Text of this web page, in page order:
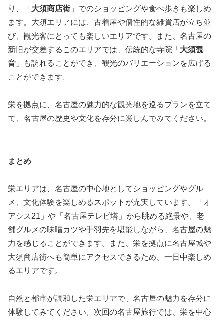
り、「 大須商店街」でのショッピングや食べ歩きも楽しめ
ます。大須エリアには、古着屋や個性的な雑貨店が立ち並
び、観光客にとっても楽しいエリアです。また、名古屋の
新旧が交差するこのエリアでは、伝統的な寺院「 大須観
音 」も訪れることができ、観光のバリエーションを広げる
ことができます。
栄を拠点に、名古屋の魅力的な観光地を巡るプランを立て
て、名古屋の歴史や文化を存分に楽しんでみてください。
まとめ
栄エリアは、名古屋の中心地としてショッピングやグル
メ、文化体験を楽しめるスポットが充実しています。「オ
アシス21」や「名古屋テレビ塔」から眺める絶景や、老
舗グルメの味噌カツや手羽先を堪能しながら、名古屋の魅
力を感じることができます。また、栄を拠点に名古屋城や
大須商店街へも簡単にアクセスできるため、一日中楽しめ
るエリアです。
自然と都市が調和した栄エリアで、名古屋の魅力を存分に
体験してみてください。次回の名古屋旅行では、栄を中心